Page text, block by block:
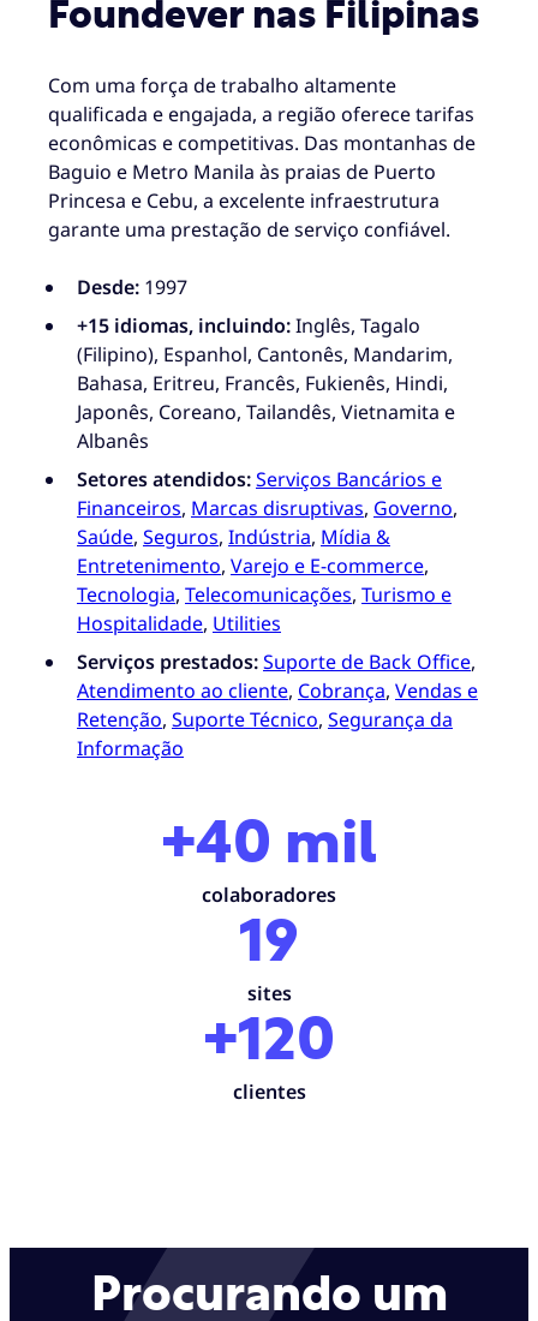
Foundever nas Filipinas
Com uma força de trabalho altamente
qualificada e engajada, a região oferece tarifas
econômicas e competitivas. Das montanhas de
Baguio e Metro Manila às praias de Puerto
Princesa e Cebu, a excelente infraestrutura
garante uma prestação de serviço confiável.
Desde: 1997
+15 idiomas, incluindo:Inglês, Tagalo
(Filipino), Espanhol, Cantonês, Mandarim,
Bahasa, Eritreu, Francês, Fukienês, Hindi,
Japonês, Coreano, Tailandês, Vietnamita e
Albanês
Setores atendidos:Serviços Bancários e
Financeiros, Marcas disruptivas, Governo,
Saúde, Seguros, Indústria, Mídia &
Entretenimento, Varejo e E-commerce,
Tecnologia, Telecomunicações, Turismo e
Hospitalidade, Utilities
Serviços prestados:Suporte de Back Office,
Atendimento ao cliente, Cobrança, Vendas e
Retenção, Suporte Técnico, Segurança da
Informação
+40 mil
colaboradores
19
sites
+120
clientes
Procurando um